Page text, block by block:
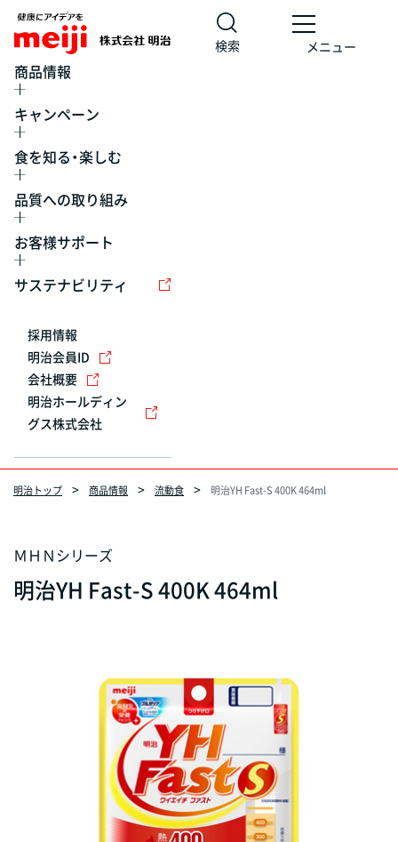
検索 メニュー
商品情報
キャンペーン
食を知る・楽しむ
品質への取り組み
お客様サポート
サステナビリティ
採用情報
明治会員ID
会社概要
明治ホールディン
グス株式会社
明治トップ 商品情報 流動食 明治YH Fast-S 400K 464ml
ＭＨＮシリーズ
明治YH Fast-S 400K 464ml